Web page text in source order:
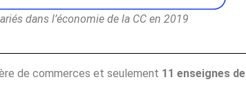
dans l’économie de la CC en 2019
de commerces et seulement 11 enseignes